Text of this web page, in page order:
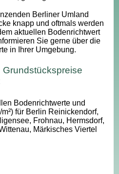
Berliner Umland
knapp und oftmals werden
aktuellen Bodenrichtwert
Sie gerne über die
in Ihrer Umgebung.
Bodenrichtwerte und
für Berlin Reinickendorf,
Frohnau, Hermsdorf,
Märkisches Viertel